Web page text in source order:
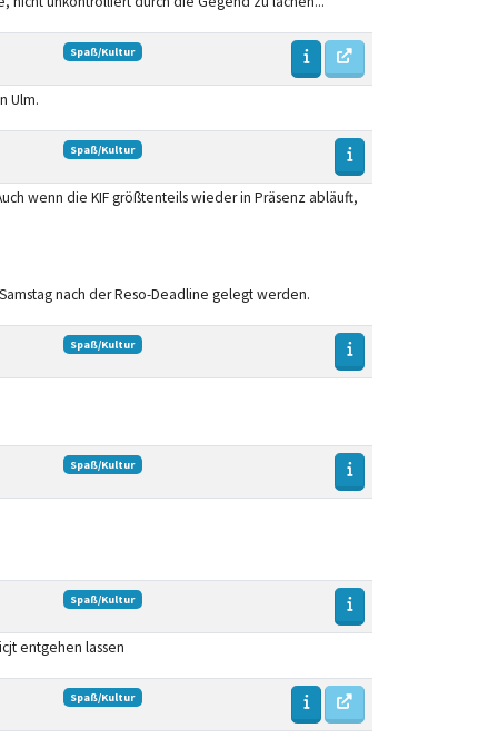
Spaß/Kultur
Ulm.
Spaß/Kultur
wenn die KIF größtenteils wieder in Präsenz abläuft,
nach der Reso-Deadline gelegt werden.
Spaß/Kultur
Spaß/Kultur
Spaß/Kultur
entgehen lassen
Spaß/Kultur